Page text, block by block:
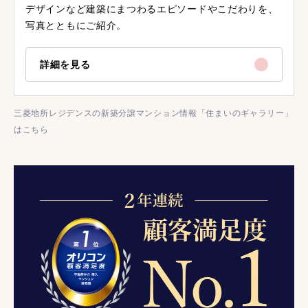
デザインなど建築にまつわるエピソードやこだわりを、
写真とともにご紹介。
詳細を見る
三菱地所レジデンスの新築分譲マンション情報「住まいのギャラリー」
はこちら